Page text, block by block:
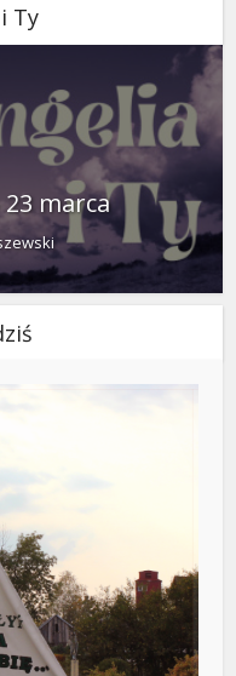
Ty
23 marca